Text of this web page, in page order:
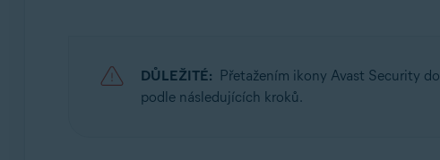
Operační systémy:
DŮLEŽITÉ: Přetažením ikony Avast Security do
podle následujících kroků.